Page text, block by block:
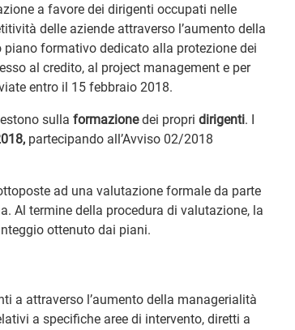
a favore dei dirigenti occupati nelle
delle aziende attraverso l’aumento della
formativo dedicato alla protezione dei
al credito, al project management e per
entro il 15 febbraio 2018.
sulla formazionedei propri dirigenti. I
partecipando all’Avviso 02/2018
ad una valutazione formale da parte
Al termine della procedura di valutazione, la
ottenuto dai piani.
a attraverso l’aumento della managerialità
a specifiche aree di intervento, diretti a